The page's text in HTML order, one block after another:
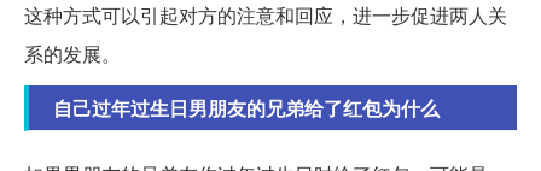
这种方式可以引起对方的注意和回应，进一步促进两人关
系的发展。
自己过年过生日男朋友的兄弟给了红包为什么